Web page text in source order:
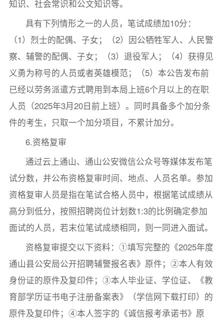
知识、社会常识和公文知识等。
具有下列情形之一的人员，笔试成绩加10分：
（1）烈士的配偶、子女；（2）因公牺牲军人、人民警
察、辅警的配偶、子女；（3）退役军人；（4）获得见
义勇为称号的人员或者英雄模范；（5）本公告发布前
已经以劳务派遣方式聘用到本局上班6个月以上的在职
人员（2025年3月20日前上班）。同时具备多个加分条
件的考生，只取一个加分项目，不累计加分。
6.资格复审
通过云上通山、通山公安微信公众号等媒体发布笔
试分数，并公布资格复审时间、地点、人员名单。参加
资格复审人员是指在笔试合格人员中，根据笔试成绩从
高分到低分，按照招聘岗位计划数1:3的比例确定参加
面试的人员，若末位笔试成绩相同，则一同进入面试。
资格复审提交以下资料：①填写完整的《2025年度
通山县公安局公开招聘辅警报名表》原件；②本人有效
身份证的原件及复印件；③本人毕业证、学位证、《教
育部学历证书电子注册备案表》（学信网下载打印）的
原件及复印件；④本人签字的《诚信报考承诺书》原